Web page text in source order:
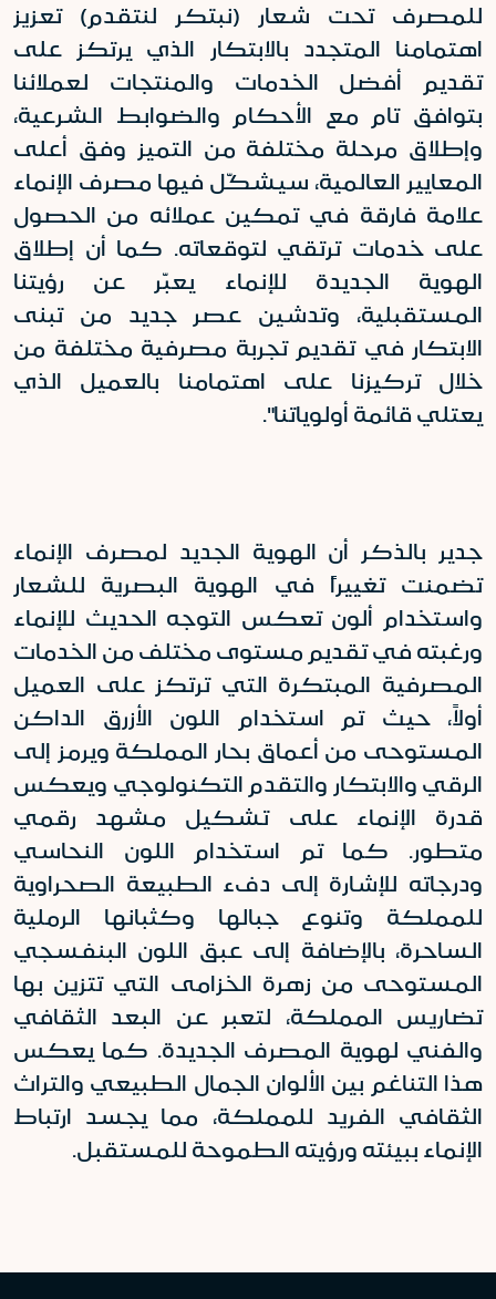
للمصرف تحت شعار (نبتكر لنتقدم) تعزيز
اهتمامنا المتجدد بالابتكار الذي يرتكز على
تقديم أفضل الخدمات والمنتجات لعملائنا
بتوافق تام مع الأحكام والضوابط الشرعية،
وإطلاق مرحلة مختلفة من التميز وفق أعلى
المعايير العالمية، سيشكّل فيها مصرف الإنماء
علامة فارقة في تمكين عملائه من الحصول
على خدمات ترتقي لتوقعاته. كما أن إطلاق
الهوية الجديدة للإنماء يعبّر عن رؤيتنا
المستقبلية، وتدشين عصر جديد من تبنى
الابتكار في تقديم تجربة مصرفية مختلفة من
خلال تركيزنا على اهتمامنا بالعميل الذي
يعتلي قائمة أولوياتنا".
جدير بالذكر أن الهوية الجديد لمصرف الإنماء
تضمنت تغييراً في الهوية البصرية للشعار
واستخدام ألون تعكس التوجه الحديث للإنماء
ورغبته في تقديم مستوى مختلف من الخدمات
المصرفية المبتكرة التي ترتكز على العميل
أولاً، حيث تم استخدام اللون الأزرق الداكن
المستوحى من أعماق بحار المملكة ويرمز إلى
الرقي والابتكار والتقدم التكنولوجي ويعكس
قدرة الإنماء على تشكيل مشهد رقمي
متطور. كما تم استخدام اللون النحاسي
ودرجاته للإشارة إلى دفء الطبيعة الصحراوية
للمملكة وتنوع جبالها وكثبانها الرملية
الساحرة، بالإضافة إلى عبق اللون البنفسجي
المستوحى من زهرة الخزامى التي تتزين بها
تضاريس المملكة، لتعبر عن البعد الثقافي
والفني لهوية المصرف الجديدة. كما يعكس
هذا التناغم بين الألوان الجمال الطبيعي والتراث
الثقافي الفريد للمملكة، مما يجسد ارتباط
الإنماء ببيئته ورؤيته الطموحة للمستقبل.